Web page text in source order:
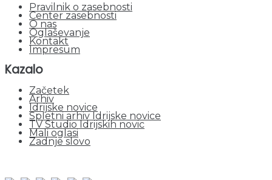
Pravilnik o zasebnosti
Center zasebnosti
O nas
Oglaševanje
Kontakt
Impresum
Kazalo
Začetek
Arhiv
Idrijske novice
Spletni arhiv Idrijske novice
TV Studio Idrijskih novic
Mali oglasi
Zadnje slovo